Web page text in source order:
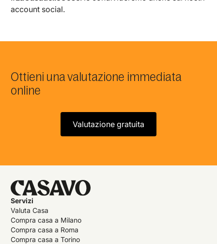
account social.
Ottieni una valutazione immediata
online
Valutazione gratuita
Servizi
Valuta Casa
Compra casa a Milano
Compra casa a Roma
Compra casa a Torino